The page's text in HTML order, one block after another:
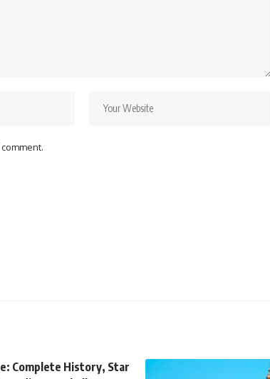
Complete History, Star